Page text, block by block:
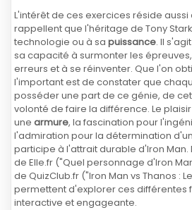
L'intérêt de ces exercices réside aussi
rappellent que l'héritage de Tony
technologie ou à sa puissance. Il
sa capacité à surmonter les
erreurs et à se réinventer. Que l'on
l'important est de constater que
posséder une part de ce génie, de
volonté de faire la différence. Le
une armure, la fascination pour
l'admiration pour la détermination d'un
participe à l'attrait durable d'Iron Man.
de Elle.fr ("Quel personnage d'Iron
de QuizClub.fr ("Iron Man vs Thanos :
permettent d'explorer ces différentes
interactive et engageante.